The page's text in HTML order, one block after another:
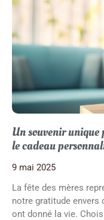
Un souvenir unique
le cadeau
9 mai 2025
La fête des mères
notre gratitude envers
ont donné la vie.